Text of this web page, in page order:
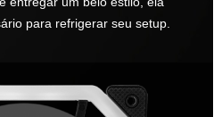
para refrigerar seu setup.